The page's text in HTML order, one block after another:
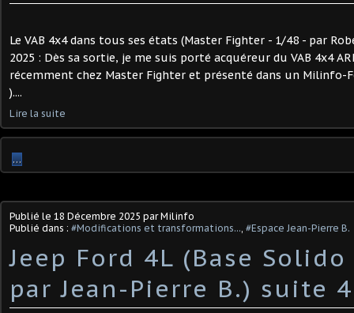
Le VAB 4x4 dans tous ses états (Master Fighter - 1/48 - par
2025 : Dès sa sortie, je me suis porté acquéreur du VAB 4x4
récemment chez Master Fighter et présenté dans un Milinfo-
)....
Lire la suite
…
Publié le 18 Décembre 2025 par Milinfo
Publié dans : #Modifications et transformations..., #Espace Jean-Pierre B.
Jeep Ford 4L (Base
par Jean-Pierre B.) suite 4